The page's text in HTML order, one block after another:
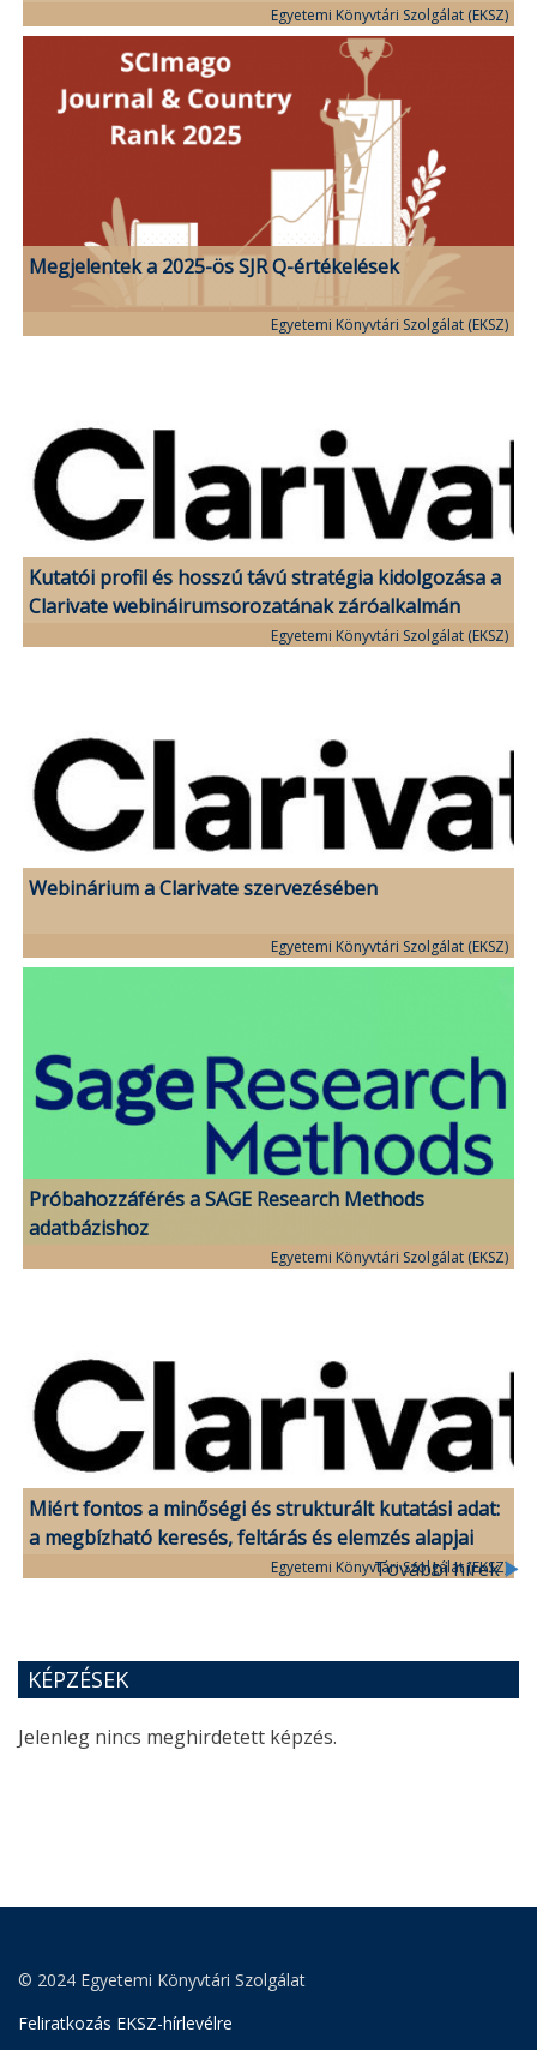
Egyetemi Könyvtári Szolgálat (EKSZ)
Megjelentek a 2025-ös SJR Q-értékelések
Egyetemi Könyvtári Szolgálat (EKSZ)
Kutatói profil és hosszú távú stratégia kidolgozása a
Clarivate webináirumsorozatának záróalkalmán
Egyetemi Könyvtári Szolgálat (EKSZ)
Webinárium a Clarivate szervezésében
Egyetemi Könyvtári Szolgálat (EKSZ)
Próbahozzáférés a SAGE Research Methods
adatbázishoz
Egyetemi Könyvtári Szolgálat (EKSZ)
Miért fontos a minőségi és strukturált kutatási adat:
a megbízható keresés, feltárás és elemzés alapjai
Egyetemi Könyvtári Szolgálat (EKSZ)
További hírek
KÉPZÉSEK
Jelenleg nincs meghirdetett képzés.
© 2024 Egyetemi Könyvtári Szolgálat
Feliratkozás EKSZ-hírlevélre